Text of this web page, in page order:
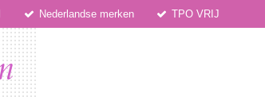
Nederlandse merken TPO VRIJ